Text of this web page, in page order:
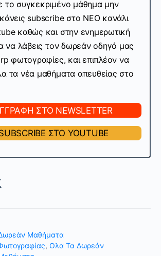
το συγκεκριμένο μάθημα μην
subscribe στo ΝΕΟ κανάλι
καθώς και στην ενημερωτική
να λάβεις τον δωρεάν οδηγό μας
φωτογραφίες, και επιπλέον να
τα νέα μαθήματα απευθείας στο
ΣΤΟ NEWSLETTER
ΣΤΟ YOUTUBE
Μαθήματα
, Ολα Τα Δωρεάν